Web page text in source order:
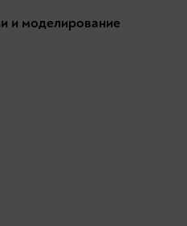
и моделирование